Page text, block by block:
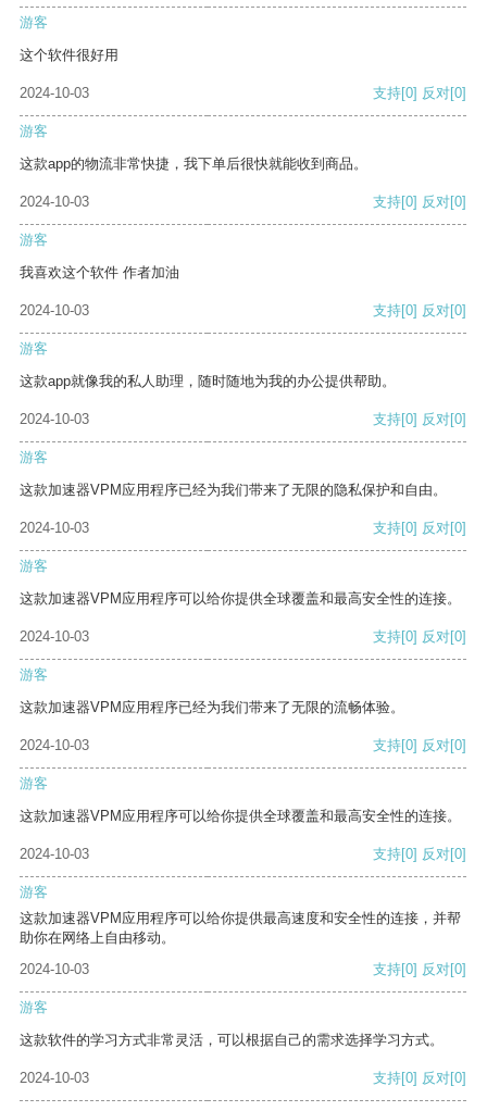
游客
这个软件很好用
2024-10-03 支持[0] 反对[0]
游客
这款app的物流非常快捷，我下单后很快就能收到商品。
2024-10-03 支持[0] 反对[0]
游客
我喜欢这个软件 作者加油
2024-10-03 支持[0] 反对[0]
游客
这款app就像我的私人助理，随时随地为我的办公提供帮助。
2024-10-03 支持[0] 反对[0]
游客
这款加速器VPM应用程序已经为我们带来了无限的隐私保护和自由。
2024-10-03 支持[0] 反对[0]
游客
这款加速器VPM应用程序可以给你提供全球覆盖和最高安全性的连接。
2024-10-03 支持[0] 反对[0]
游客
这款加速器VPM应用程序已经为我们带来了无限的流畅体验。
2024-10-03 支持[0] 反对[0]
游客
这款加速器VPM应用程序可以给你提供全球覆盖和最高安全性的连接。
2024-10-03 支持[0] 反对[0]
游客
这款加速器VPM应用程序可以给你提供最高速度和安全性的连接，并帮
助你在网络上自由移动。
2024-10-03
支持[0] 反对[0]
游客
这款软件的学习方式非常灵活，可以根据自己的需求选择学习方式。
2024-10-03 支持[0] 反对[0]